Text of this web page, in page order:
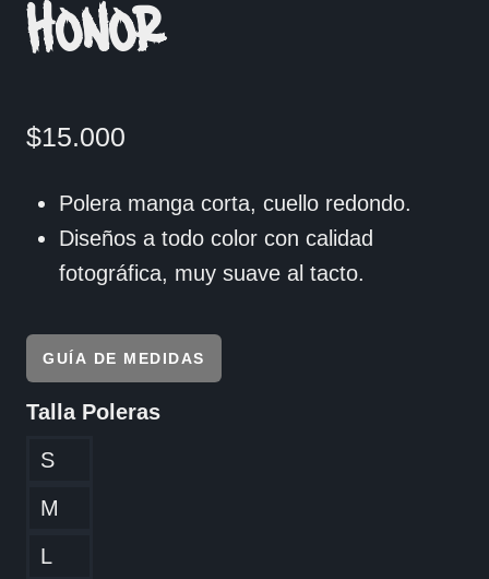
HONOR
$15.000
Polera manga corta, cuello redondo.
Diseños a todo color con calidad
fotográfica, muy suave al tacto.
GUÍA DE MEDIDAS
Talla Poleras
S
M
L